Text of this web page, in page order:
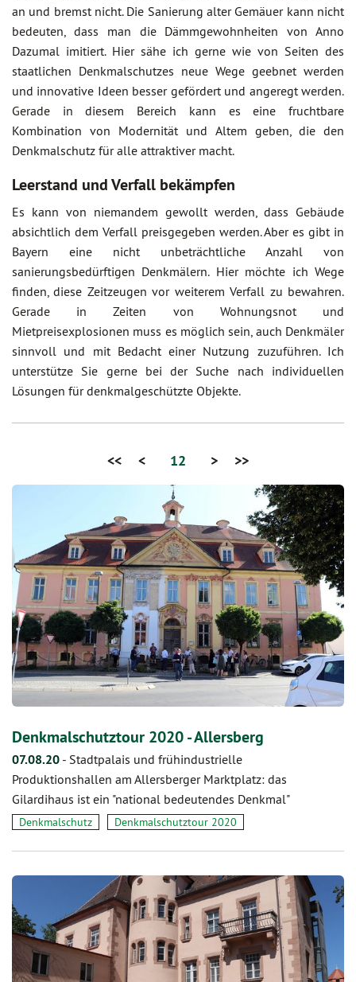
an und bremst nicht. Die Sanierung alter Gemäuer kann nicht
bedeuten, dass man die Dämmgewohnheiten von Anno
Dazumal imitiert. Hier sähe ich gerne wie von Seiten des
staatlichen Denkmalschutzes neue Wege geebnet werden
und innovative Ideen besser gefördert und angeregt werden.
Gerade in diesem Bereich kann es eine fruchtbare
Kombination von Modernität und Altem geben, die den
Denkmalschutz für alle attraktiver macht.
Leerstand und Verfall bekämpfen
Es kann von niemandem gewollt werden, dass Gebäude
absichtlich dem Verfall preisgegeben werden. Aber es gibt in
Bayern eine nicht unbeträchtliche Anzahl von
sanierungsbedürftigen Denkmälern. Hier möchte ich Wege
finden, diese Zeitzeugen vor weiterem Verfall zu bewahren.
Gerade in Zeiten von Wohnungsnot und
Mietpreisexplosionen muss es möglich sein, auch Denkmäler
sinnvoll und mit Bedacht einer Nutzung zuzuführen. Ich
unterstütze Sie gerne bei der Suche nach individuellen
Lösungen für denkmalgeschützte Objekte.
<< < 12 > >>
Denkmalschutztour 2020 - Allersberg
07.08.20 - Stadtpalais und frühindustrielle
Produktionshallen am Allersberger Marktplatz: das
Gilardihaus ist ein "national bedeutendes Denkmal"
Denkmalschutz Denkmalschutztour 2020